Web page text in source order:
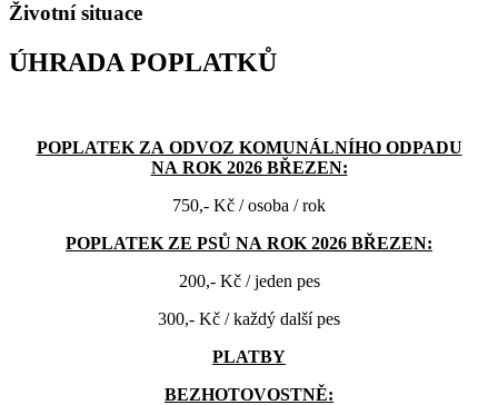
Životní situace
ÚHRADA POPLATKŮ
POPLATEK ZA ODVOZ KOMUNÁLNÍHO ODPADU
NA ROK 2026 BŘEZEN:
750,- Kč / osoba / rok
POPLATEK ZE PSŮ NA ROK 2026 BŘEZEN:
200,- Kč / jeden pes
300,- Kč / každý další pes
PLATBY
BEZHOTOVOSTNĚ: